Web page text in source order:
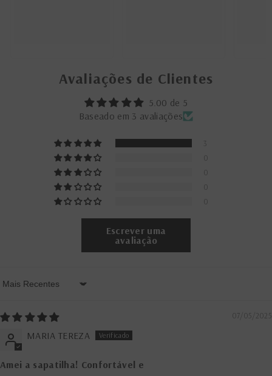
Avaliações de Clientes
5.00 de 5
Baseado em 3 avaliações
3
0
0
0
0
Escrever uma
avaliação
Sort By
07/05/2025
MARIA TEREZA
Amei a sapatilha! Confortável e